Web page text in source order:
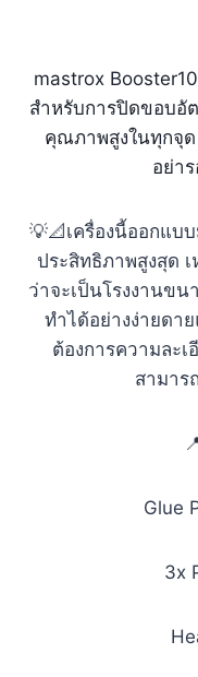
mastrox
สำหรับการปิดขอบอั
คุณภาพสูงในทุกจุ
อย่า
💡📐เครื่องนี้ออกแบ
ประสิทธิภาพสูงสุด
ว่าจะเป็นโรงงานข
ทำได้อย่างง่ายดา
ต้องการความละ
สามาร
Glue
3x